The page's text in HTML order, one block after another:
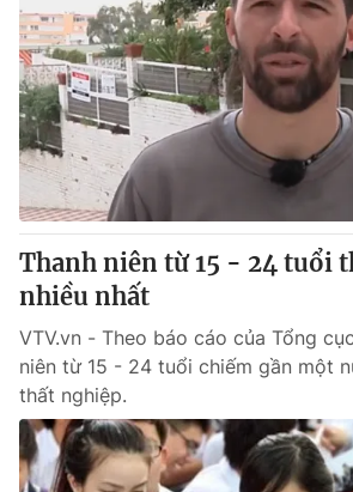
Chất lượng cuộc sống
Tuyển sinh
Học trực tuyến
Công nghệ
Hitech Công nghệ tương lai
Sản phẩm
Thị trường
Tư vấn
Giao lưu trực tuyến
Lịch phát sóng
Chuyên mục khác
Emagazine
Photo
Video Shorts
Thanh niên từ 15 - 24 tuổi
nhiều nhất
VTV.vn - Theo báo cáo của Tổng
niên từ 15 - 24 tuổi chiếm gần một
thất nghiệp.